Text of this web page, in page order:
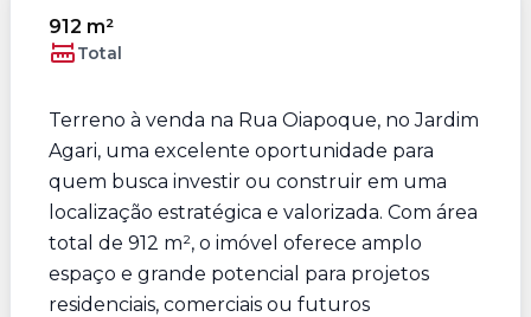
912 m²
Total
Terreno à venda na Rua Oiapoque, no Jardim
Agari, uma excelente oportunidade para
quem busca investir ou construir em uma
localização estratégica e valorizada. Com área
total de 912 m², o imóvel oferece amplo
espaço e grande potencial para projetos
residenciais, comerciais ou futuros